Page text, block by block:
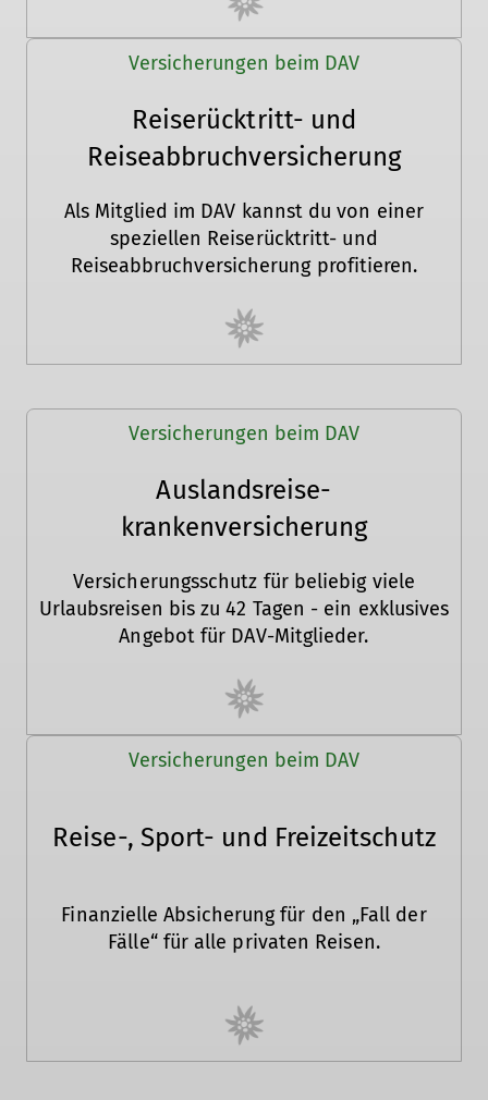
Versicherungen beim DAV
Reiserücktritt- und
Reiseabbruchversicherung
Als Mitglied im DAV kannst du von einer
speziellen Reiserücktritt- und
Reiseabbruchversicherung profitieren.
Versicherungen beim DAV
Auslandsreise-
krankenversicherung
Versicherungsschutz für beliebig viele
Urlaubsreisen bis zu 42 Tagen - ein exklusives
Angebot für DAV-Mitglieder.
Versicherungen beim DAV
Reise-, Sport- und Freizeitschutz
Finanzielle Absicherung für den „Fall der
Fälle“ für alle privaten Reisen.